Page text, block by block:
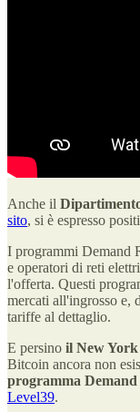
Anche il
sito, si è espresso
I programmi Demand
e operatori di reti
l'offerta. Questi
mercati all'ingrosso e,
tariffe al dettaglio.
E persino il New
Bitcoin ancora non
programma Demand
Level39.